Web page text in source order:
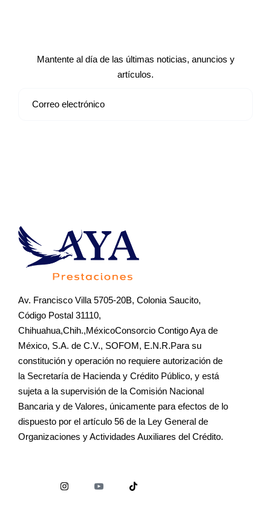
Mantente al día de las últimas noticias, anuncios y
artículos.
Av. Francisco Villa 5705-20B, Colonia Saucito,
Código Postal 31110,
Chihuahua,Chih.,MéxicoConsorcio Contigo Aya de
México, S.A. de C.V., SOFOM, E.N.R.Para su
constitución y operación no requiere autorización de
la Secretaría de Hacienda y Crédito Público, y está
sujeta a la supervisión de la Comisión Nacional
Bancaria y de Valores, únicamente para efectos de lo
dispuesto por el artículo 56 de la Ley General de
Organizaciones y Actividades Auxiliares del Crédito.